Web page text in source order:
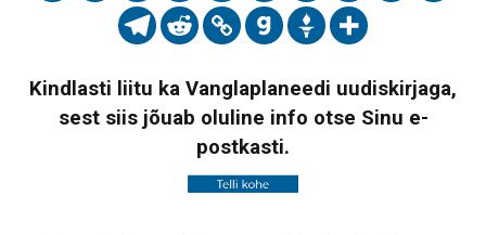
Kindlasti liitu ka Vanglaplaneedi uudiskirjaga,
sest siis jõuab oluline info otse Sinu e-
postkasti.